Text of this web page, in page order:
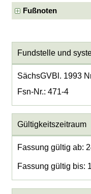
Fußnoten
Fundstelle und
SächsGVBl. 1993
Fsn-Nr.: 471-4
Gültigkeitszeitraum
Fassung gültig ab:
Fassung gültig bis: